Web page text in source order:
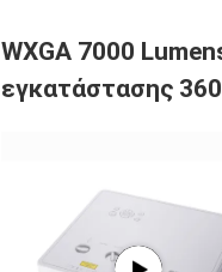
WXGA 7000
εγκατάστασης